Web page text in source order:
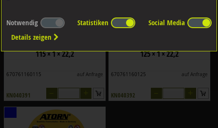
ATORN Trennscheiben gerade, extra
115 × 1 × 22,2
670761160115 auf Anfrage
KN040391
125 × 1 × 22,2
670761160125 auf Anfrage
KN040392
Notwendig Statistiken
Social Media
Details zeigen